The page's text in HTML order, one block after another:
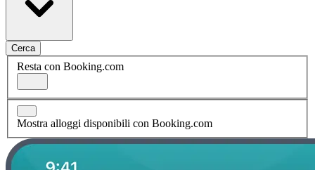
Cerca
Resta con Booking.com
Mostra alloggi disponibili con Booking.com